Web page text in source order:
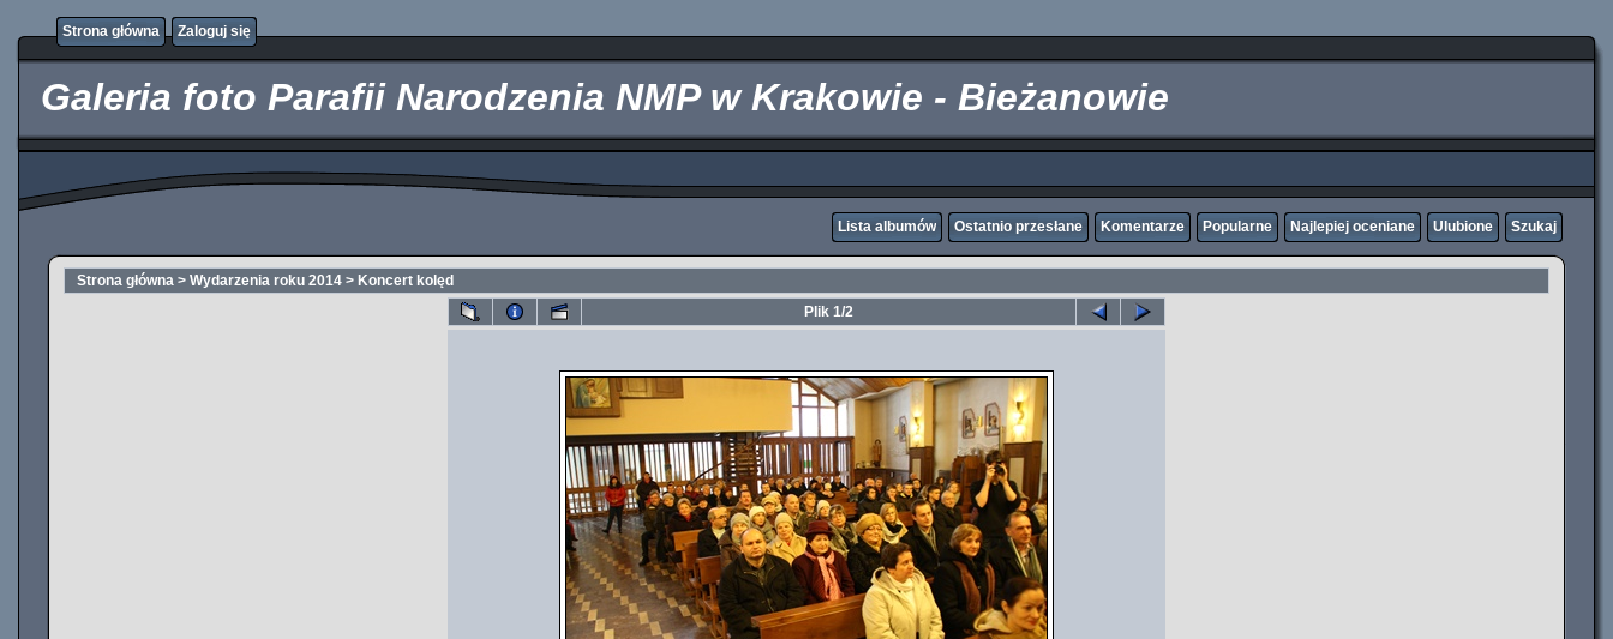
Strona główna
Zaloguj się
Galeria foto Parafii Narodzenia NMP w Krakowie - Bieżanowie
Lista albumów Ostatnio przesłane Komentarze Popularne Najlepiej oceniane Ulubione Szukaj
Strona główna > Wydarzenia roku 2014 > Koncert kolęd
Plik 1/2